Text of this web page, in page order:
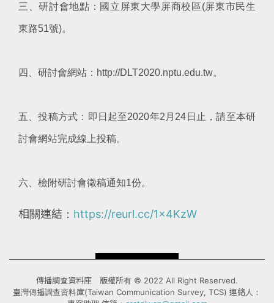
三、研討會地點：國立屏東大學屏商校區(屏東市民生
東路51號)。
四、研討會網站：http://DLT2020.nptu.edu.tw。
五、投稿方式：即日起至2020年2月24日止，請至本研
討會網站完成線上投稿。
六、檢附研討會徵稿通知1份。
相關連結： https://reurl.cc/1x4KzW
傳播調查資料庫 版權所有 © 2022 All Right Reserved.
臺灣傳播調查資料庫(Taiwan Communication Survey, TCS) 連絡人：